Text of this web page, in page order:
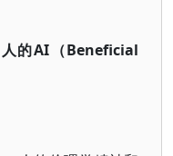
的AI（Beneficial